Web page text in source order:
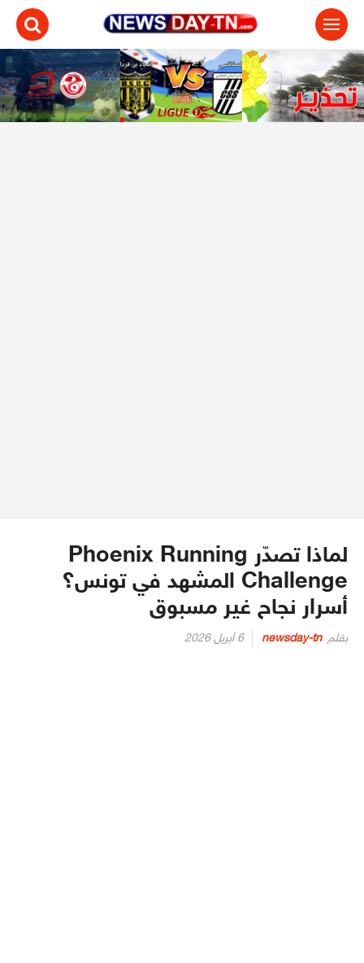
لماذا تصدّر Phoenix Running
Challenge المشهد في تونس؟
أسرار نجاح غير مسبوق
بقلم newsday-tn
Posted
6 أبريل 2026